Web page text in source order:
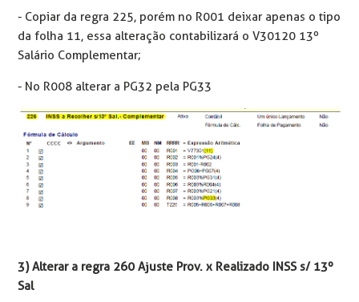
- Copiar da regra 225, porém no R001 deixar apenas o tipo
da folha 11, essa alteração contabilizará o V30120 13º
Salário Complementar;
- No R008 alterar a PG32 pela PG33
3) Alterar a regra 260 Ajuste Prov. x Realizado INSS s/ 13º
Sal